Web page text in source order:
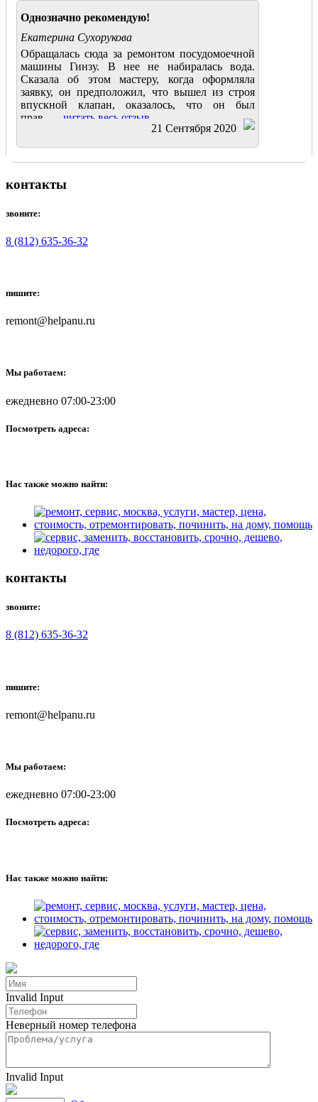
Однозначно рекомендую!
Екатерина Сухорукова
Обращалась сюда за ремонтом посудомоечной
машины Гинзу. В нее не набиралась вода.
Сказала об этом мастеру, когда оформляла
заявку, он предположил, что вышел из строя
впускной клапан, оказалось, что он был
прав...... читать весь отзыв
21 Сентября 2020
контакты
звоните:
8 (812) 635-36-32
пишите:
remont@helpanu.ru
Мы работаем:
ежедневно 07:00-23:00
Посмотреть адреса:
Нас также можно найти:
контакты
звоните:
8 (812) 635-36-32
пишите:
remont@helpanu.ru
Мы работаем:
ежедневно 07:00-23:00
Посмотреть адреса:
Нас также можно найти:
Invalid Input
Неверный номер телефона
Invalid Input